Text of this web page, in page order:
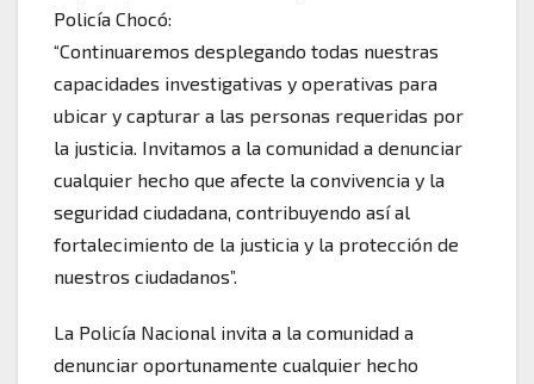
Policía Chocó:
“Continuaremos desplegando todas nuestras
capacidades investigativas y operativas para
ubicar y capturar a las personas requeridas por
la justicia. Invitamos a la comunidad a denunciar
cualquier hecho que afecte la convivencia y la
seguridad ciudadana, contribuyendo así al
fortalecimiento de la justicia y la protección de
nuestros ciudadanos”.
La Policía Nacional invita a la comunidad a
denunciar oportunamente cualquier hecho